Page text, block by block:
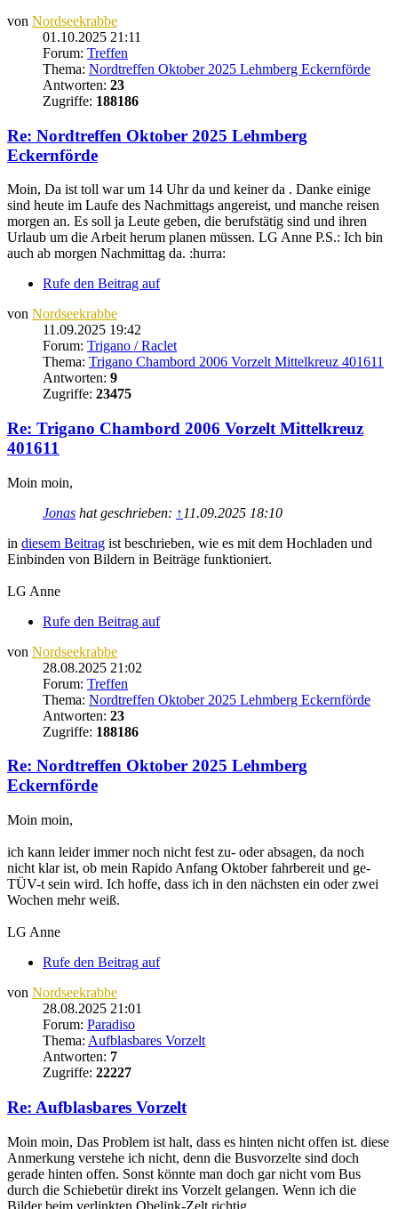
von Nordseekrabbe
01.10.2025 21:11
Forum: Treffen
Thema: Nordtreffen Oktober 2025 Lehmberg Eckernförde
Antworten: 23
Zugriffe: 188186
Re: Nordtreffen Oktober 2025 Lehmberg
Eckernförde
Moin, Da ist toll war um 14 Uhr da und keiner da . Danke einige
sind heute im Laufe des Nachmittags angereist, und manche reisen
morgen an. Es soll ja Leute geben, die berufstätig sind und ihren
Urlaub um die Arbeit herum planen müssen. LG Anne P.S.: Ich bin
auch ab morgen Nachmittag da. :hurra:
Rufe den Beitrag auf
von Nordseekrabbe
11.09.2025 19:42
Forum: Trigano / Raclet
Thema: Trigano Chambord 2006 Vorzelt Mittelkreuz 401611
Antworten: 9
Zugriffe: 23475
Re: Trigano Chambord 2006 Vorzelt Mittelkreuz
401611
Moin moin,
Jonas hat geschrieben: ↑ 11.09.2025 18:10
in diesem Beitrag ist beschrieben, wie es mit dem Hochladen und
Einbinden von Bildern in Beiträge funktioniert.
LG Anne
Rufe den Beitrag auf
von Nordseekrabbe
28.08.2025 21:02
Forum: Treffen
Thema: Nordtreffen Oktober 2025 Lehmberg Eckernförde
Antworten: 23
Zugriffe: 188186
Re: Nordtreffen Oktober 2025 Lehmberg
Eckernförde
Moin moin,
ich kann leider immer noch nicht fest zu- oder absagen, da noch
nicht klar ist, ob mein Rapido Anfang Oktober fahrbereit und ge-
TÜV-t sein wird. Ich hoffe, dass ich in den nächsten ein oder zwei
Wochen mehr weiß.
LG Anne
Rufe den Beitrag auf
von Nordseekrabbe
28.08.2025 21:01
Forum: Paradiso
Thema: Aufblasbares Vorzelt
Antworten: 7
Zugriffe: 22227
Re: Aufblasbares Vorzelt
Moin moin, Das Problem ist halt, dass es hinten nicht offen ist. diese
Anmerkung verstehe ich nicht, denn die Busvorzelte sind doch
gerade hinten offen. Sonst könnte man doch gar nicht vom Bus
durch die Schiebetür direkt ins Vorzelt gelangen. Wenn ich die
Bilder beim verlinkten Obelink-Zelt richtig ...